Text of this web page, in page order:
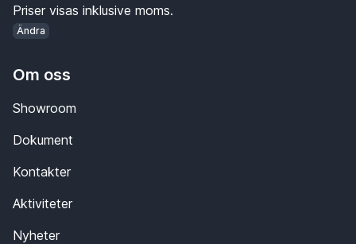
Priser visas inklusive moms.
Ändra
Om oss
Showroom
Dokument
Kontakter
Aktiviteter
Nyheter